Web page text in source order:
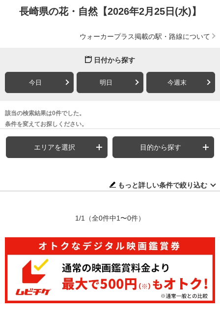
長崎県の花・自然【2026年2月25日(水)】
ウォーカープラス掲載の駅・路線について
日付から探す
今日 明日 今週末
該当の検索結果は0件でした。
条件を変えてお探しください。
エリアを選択 目的から探す
もっと詳しい条件で絞り込む
1/1 （全0件中1〜0件）